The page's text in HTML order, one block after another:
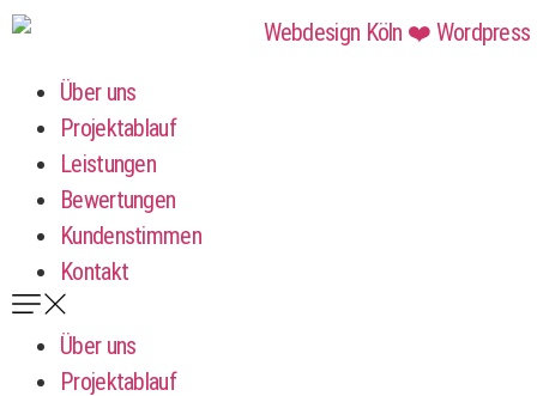
Über uns
Projektablauf
Leistungen
Bewertungen
Kundenstimmen
Kontakt
Über uns
Projektablauf